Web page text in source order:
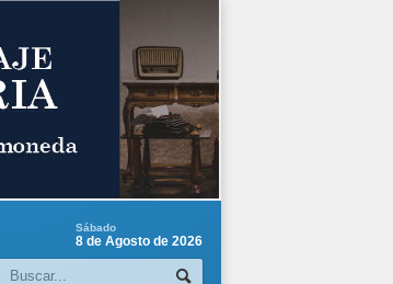
Sábado
8 de Agosto de 2026